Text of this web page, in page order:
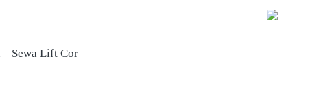
Sewa Lift Cor